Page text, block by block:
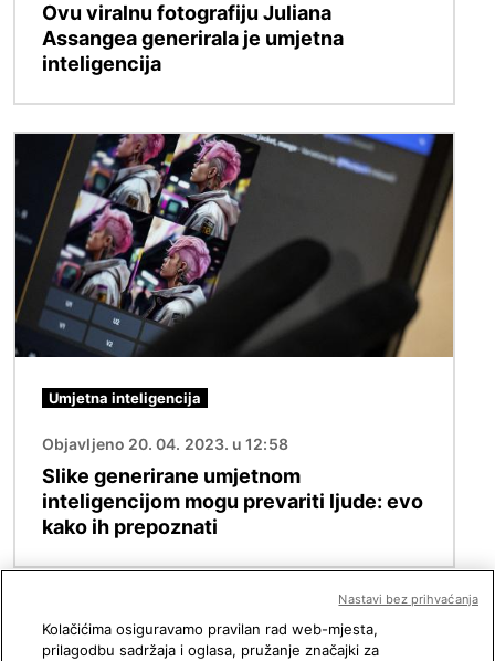
Ovu viralnu fotografiju Juliana
Assangea generirala je umjetna
inteligencija
Umjetna inteligencija
Objavljeno 20. 04. 2023. u 12:58
Slike generirane umjetnom
inteligencijom mogu prevariti ljude: evo
kako ih prepoznati
Kolačićima osiguravamo pravilan rad web-mjesta,
prilagodbu sadržaja i oglasa, pružanje značajki za
Nastavi bez prihvaćanja